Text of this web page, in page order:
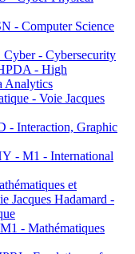
- Computer Science
- Cybersecurity
- High
Analytics
- Voie Jacques
- Interaction, Graphic
- M1 - International
et
Jacques Hadamard -
- Mathématiques